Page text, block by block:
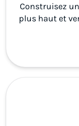
Construisez
plus haut et